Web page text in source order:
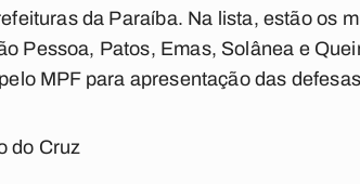
da Paraíba. Na lista, estão os
Pessoa, Patos, Emas, Solânea e
MPF para apresentação das
do Cruz